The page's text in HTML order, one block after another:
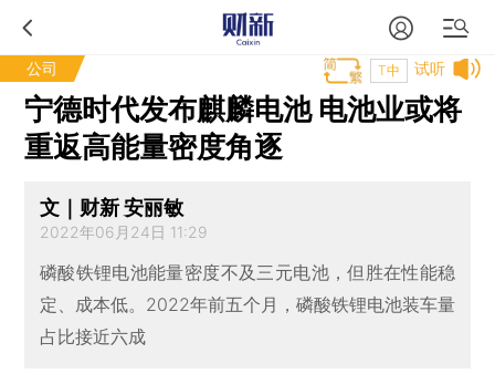
公司 试听
T中
宁德时代发布麒麟电池 电池业或将
重返高能量密度角逐
文｜财新 安丽敏
2022年06月24日 11:29
磷酸铁锂电池能量密度不及三元电池，但胜在性能稳
定、成本低。2022年前五个月，磷酸铁锂电池装车量
占比接近六成